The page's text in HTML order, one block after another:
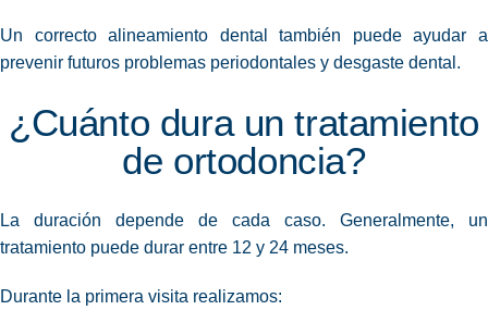
Un correcto alineamiento dental también puede ayudar a
prevenir futuros problemas periodontales y desgaste dental.
¿Cuánto dura un tratamiento
de ortodoncia?
La duración depende de cada caso. Generalmente, un
tratamiento puede durar entre 12 y 24 meses.
Durante la primera visita realizamos: